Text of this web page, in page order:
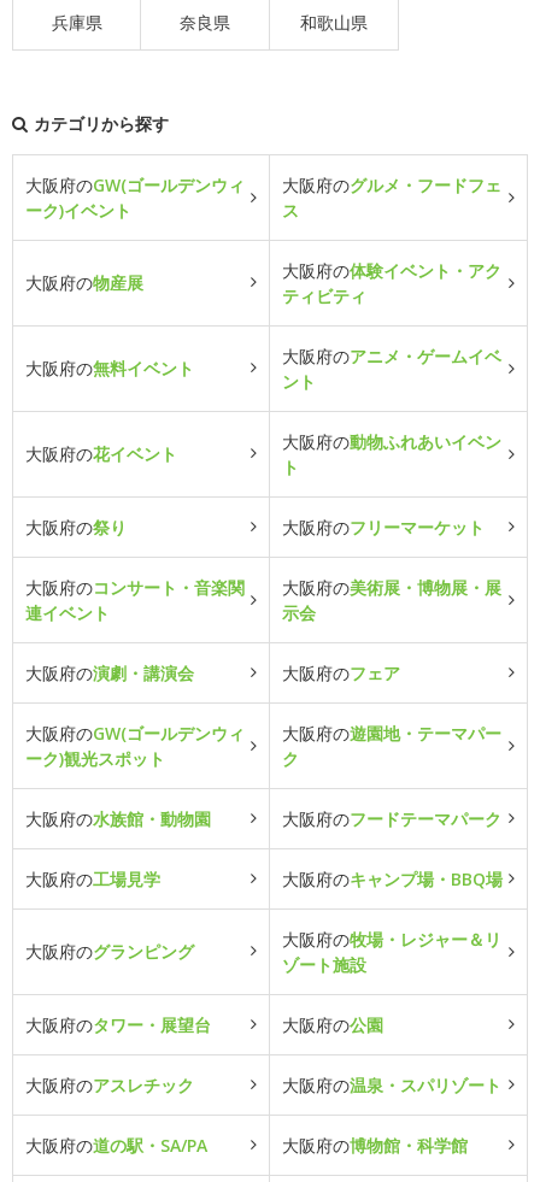
兵庫県 奈良県 和歌山県
カテゴリから探す
大阪府のGW(ゴールデンウィ
ーク)イベント
大阪府のグルメ・フードフェ
ス
大阪府の物産展
大阪府の体験イベント・アク
ティビティ
大阪府の無料イベント
大阪府のアニメ・ゲームイベ
ント
大阪府の花イベント
大阪府の動物ふれあいイベン
ト
大阪府の祭り 大阪府のフリーマーケット
大阪府のコンサート・音楽関
連イベント
大阪府の美術展・博物展・展
示会
大阪府の演劇・講演会 大阪府のフェア
大阪府のGW(ゴールデンウィ
ーク)観光スポット
大阪府の遊園地・テーマパー
ク
大阪府の水族館・動物園 大阪府のフードテーマパーク
大阪府の工場見学 大阪府のキャンプ場・BBQ場
大阪府のグランピング
大阪府の牧場・レジャー＆リ
ゾート施設
大阪府のタワー・展望台 大阪府の公園
大阪府のアスレチック 大阪府の温泉・スパリゾート
大阪府の道の駅・SA/PA 大阪府の博物館・科学館